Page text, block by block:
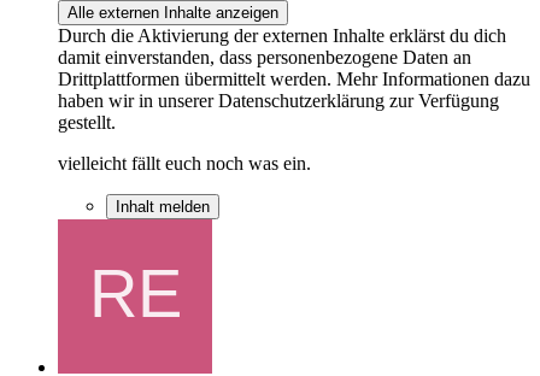
Alle externen Inhalte anzeigen
Durch die Aktivierung der externen Inhalte erklärst du dich
damit einverstanden, dass personenbezogene Daten an
Drittplattformen übermittelt werden. Mehr Informationen dazu
haben wir in unserer Datenschutzerklärung zur Verfügung
gestellt.
vielleicht fällt euch noch was ein.
Inhalt melden